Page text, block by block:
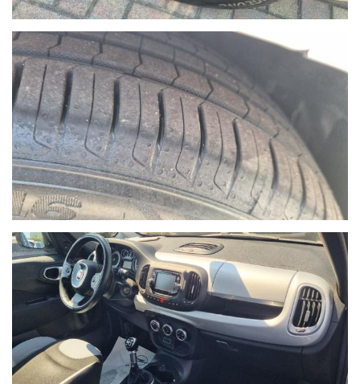
oggetto dell'offerta.